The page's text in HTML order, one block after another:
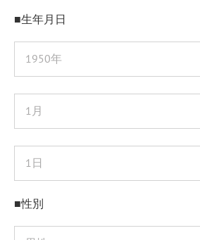
■生年月日
■性別